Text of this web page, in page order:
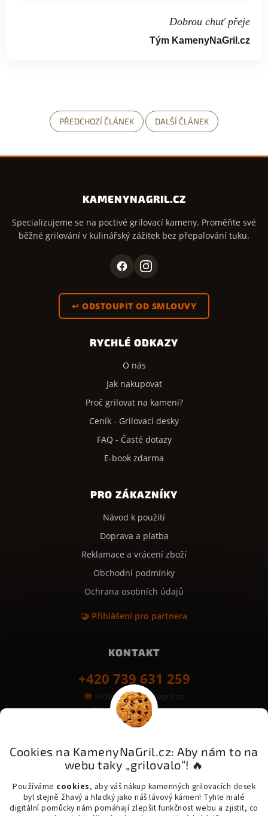
Cookies na KamenyNaGril.cz: Aby nám to na
webu taky „grilovalo“! 🔥
Používáme cookies, aby váš nákup kamenných grilovacích desek
byl stejně žhavý a hladký jako náš lávový kámen! Tyhle malé
digitální pomůcky nám pomáhají zlepšit funkčnost webu a zjistit, co
Dobrou chuť přeje
Tým KamenyNaGril.cz
PŘEDCHOZÍ ČLÁNEK DALŠÍ ČLÁNEK
KAMENYNAGRIL.CZ
Specializujeme se na poctivé grilovací kameny. Proměňte své
běžné grilování v kulinářský zážitek bez přepalování tuku.
↩ ODSTOUPIT OD SMLOUVY
RYCHLÉ ODKAZY
O nás
Jak nakupovat
Proč grilovat na kameni?
Ceník - Grilovací desky
FAQ - Časté dotazy
E-book zdarma
PRO ZÁKAZNÍKY
Návod k použití
Doprava a platba
Reklamace a vrácení zboží
Obchodní podmínky
Ochrana osobních údajů
🤝 Přihlášení pro partnera
KONTAKT
+420 739 631 259
info@kamenynagril.cz
Grilovací desky z kamene
GoPay
Odložená platba
Platba na třetinky
Messenger - šetrná přeprava kamene